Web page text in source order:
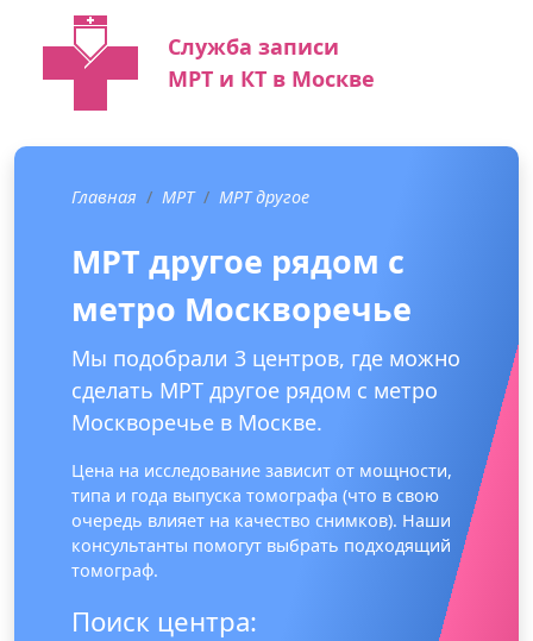
Служба записи
МРТ и КТ в Москве
Главная МРТ МРТ другое
МРТ другое рядом с
метро Москворечье
Мы подобрали 3 центров, где можно
сделать МРТ другое рядом с метро
Москворечье в Москве.
Цена на исследование зависит от мощности,
типа и года выпуска томографа (что в свою
очередь влияет на качество снимков). Наши
консультанты помогут выбрать подходящий
томограф.
Поиск центра: